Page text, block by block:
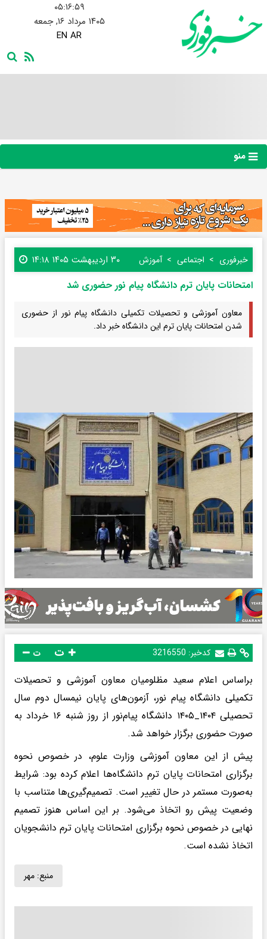
۰۵:۱۷:۰۰
۱۴۰۵ مرداد ۱۶, جمعه
EN AR
منو
خبرفوری اجتماعی آموزش ۳۰ اردیبهشت ۱۴۰۵ ۱۴:۱۸
امتحانات پایان ترم دانشگاه پیام نور حضوری شد
معاون آموزشی و تحصیلات تکمیلی دانشگاه پیام نور از حضوری
شدن امتحانات پایان ترم این دانشگاه خبر داد.
کدخبر: 3216550 ت
براساس اعلام سعید مظلومیان معاون آموزشی و تحصیلات
تکمیلی دانشگاه پیام نور، آزمون‌های پایان نیمسال دوم سال
تحصیلی ۱۴۰۴_۱۴۰۵ دانشگاه پیام‌نور از روز شنبه ۱۶ خرداد به
صورت حضوری برگزار خواهد شد.
پیش از این معاون آموزشی وزارت علوم، در خصوص نحوه
برگزاری امتحانات پایان ترم دانشگاه‌ها اعلام کرده بود: شرایط
به‌صورت مستمر در حال تغییر است. تصمیم‌گیری‌ها متناسب با
وضعیت پیش رو اتخاذ می‌شود. بر این اساس هنوز تصمیم
نهایی در خصوص نحوه برگزاری امتحانات پایان ترم دانشجویان
اتخاذ نشده است.
منبع: مهر